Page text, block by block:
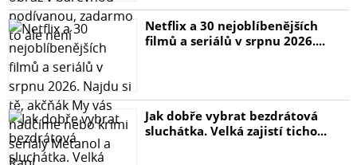
Netflix a 30 nejoblíbenějších
filmů a seriálů v srpnu 2026....
Jak dobře vybrat bezdrátová
sluchátka. Velká zajistí ticho...